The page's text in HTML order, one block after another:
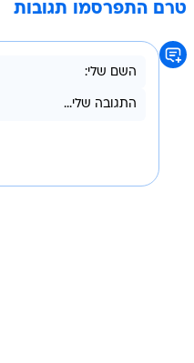
טרם התפרסמו תגובות